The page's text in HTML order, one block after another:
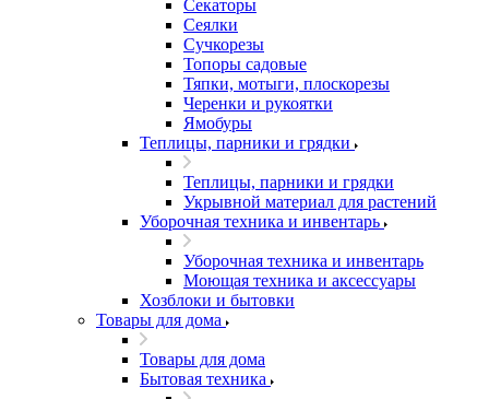
Секаторы
Сеялки
Сучкорезы
Топоры садовые
Тяпки, мотыги, плоскорезы
Черенки и рукоятки
Ямобуры
Теплицы, парники и грядки
Теплицы, парники и грядки
Укрывной материал для растений
Уборочная техника и инвентарь
Уборочная техника и инвентарь
Моющая техника и аксессуары
Хозблоки и бытовки
Товары для дома
Товары для дома
Бытовая техника